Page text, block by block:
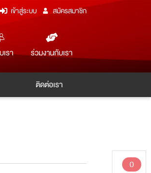
เข้าสู่ระบบ สมัครสมาชิก
รา ร่วมงานกับเรา
ติดต่อเรา
0